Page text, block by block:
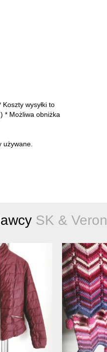
wysyłki to
* Możliwa obniżka
używane.
SK &